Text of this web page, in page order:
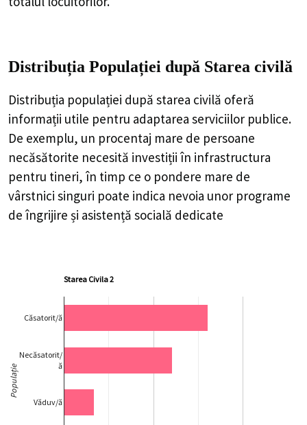
Distribuția Populației după Starea civilă
Distribuția populației după starea civilă oferă
informații utile pentru adaptarea serviciilor publice.
De exemplu, un procentaj mare de persoane
necăsătorite necesită investiții în infrastructura
pentru tineri, în timp ce o pondere mare de
vârstnici singuri poate indica nevoia unor programe
de îngrijire și asistență socială dedicate
Starea Civila 2
Căsatorit/ă
Necăsatorit/
ă
Văduv/ă
Populație